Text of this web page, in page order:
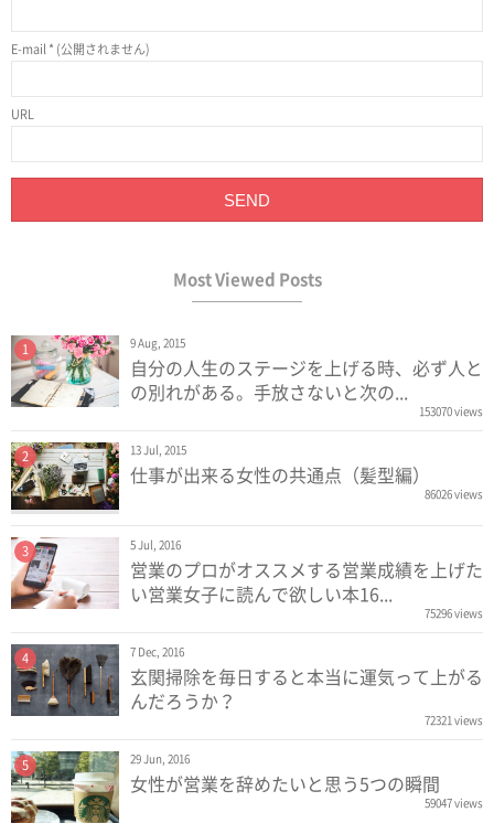
E-mail* (公開されません)
URL
Most Viewed Posts
9 Aug, 2015
自分の人生のステージを上げる時、必ず人と
の別れがある。手放さないと次の...
153070 views
1
13 Jul, 2015
仕事が出来る女性の共通点（髪型編）
86026 views
2
5 Jul, 2016
営業のプロがオススメする営業成績を上げた
い営業女子に読んで欲しい本16...
75296 views
3
7 Dec, 2016
玄関掃除を毎日すると本当に運気って上がる
んだろうか？
72321 views
4
29 Jun, 2016
女性が営業を辞めたいと思う5つの瞬間
59047 views
5